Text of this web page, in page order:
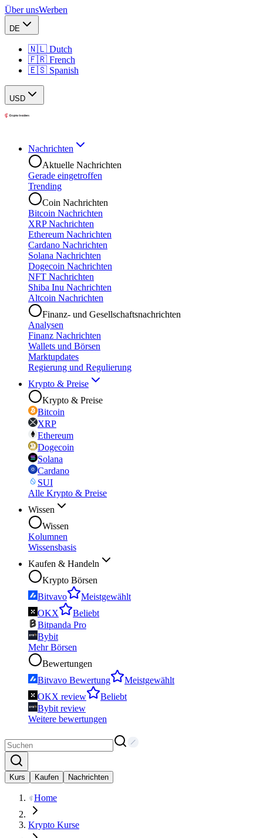
Über unsWerben
DE
🇳🇱 Dutch
🇫🇷 French
🇪🇸 Spanish
USD
Nachrichten
Aktuelle Nachrichten
Gerade eingetroffen
Trending
Coin Nachrichten
Bitcoin Nachrichten
XRP Nachrichten
Ethereum Nachrichten
Cardano Nachrichten
Solana Nachrichten
Dogecoin Nachrichten
NFT Nachrichten
Shiba Inu Nachrichten
Altcoin Nachrichten
Finanz- und Gesellschaftsnachrichten
Analysen
Finanz Nachrichten
Wallets und Börsen
Marktupdates
Regierung und Regulierung
Krypto & Preise
Krypto & Preise
Bitcoin
XRP
Ethereum
Dogecoin
Solana
Cardano
SUI
Alle Krypto & Preise
Wissen
Wissen
Kolumnen
Wissensbasis
Kaufen & Handeln
Krypto Börsen
Bitvavo
Meistgewählt
OKX
Beliebt
Bitpanda Pro
Bybit
Mehr Börsen
Bewertungen
Bitvavo Bewertung
Meistgewählt
OKX review
Beliebt
Bybit review
Weitere bewertungen
Kurs Kaufen Nachrichten
Home
Krypto Kurse